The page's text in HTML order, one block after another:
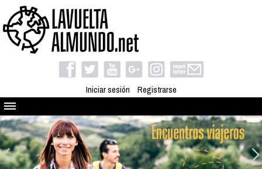
Iniciar sesión Registrarse
Quienes somos
El proyecto
Blog